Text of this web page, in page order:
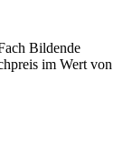
Bildende
im Wert von